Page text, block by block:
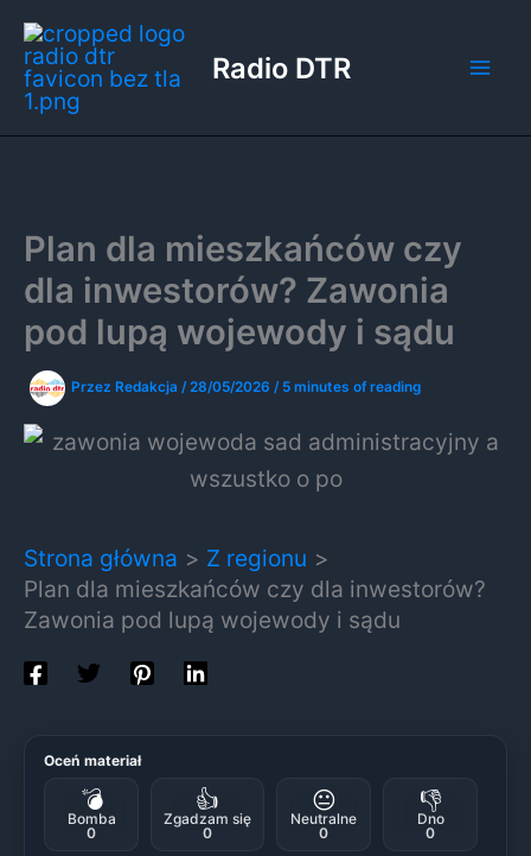
Przejdź
do
treści
Radio DTR
Plan dla mieszkańców czy
dla inwestorów? Zawonia
pod lupą wojewody i sądu
Przez Redakcja /28/05/2026 / 5 minutes of reading
Strona główna
Z regionu
Plan dla mieszkańców czy dla inwestorów?
Zawonia pod lupą wojewody i sądu
Oceń materiał
💣
Bomba
0
👍
Zgadzam się
0
😐
Neutralne
0
👎
Dno
0